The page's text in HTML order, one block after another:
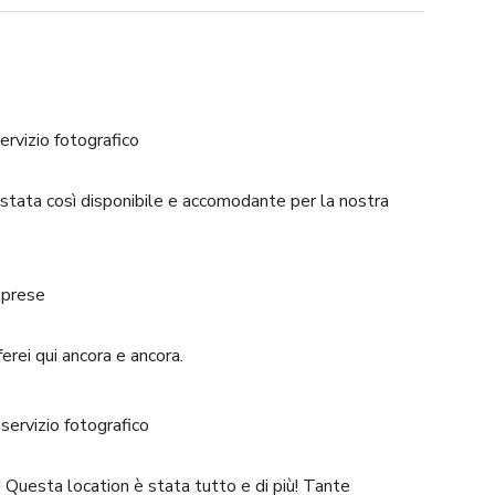
fotografico
così disponibile e accomodante per la nostra
qui ancora e ancora.
fotografico
location è stata tutto e di più! Tante